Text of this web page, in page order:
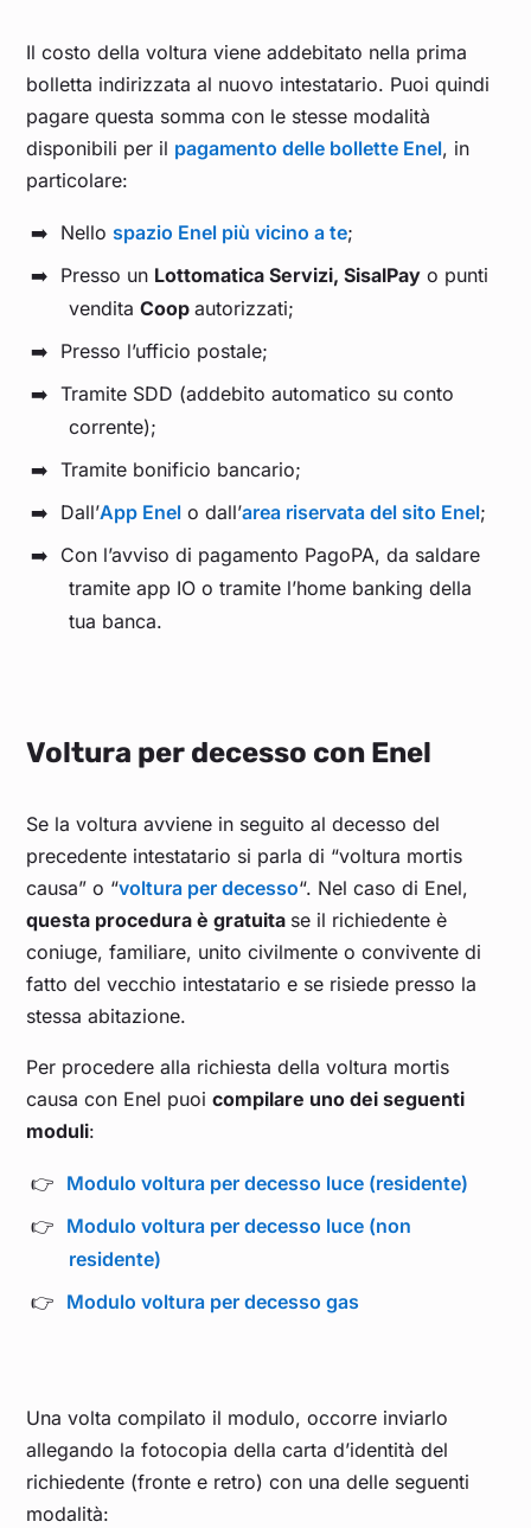
Il costo della voltura viene addebitato nella prima
bolletta indirizzata al nuovo intestatario. Puoi quindi
pagare questa somma con le stesse modalità
disponibili per il pagamento delle bollette Enel, in
particolare:
Nello spazio Enel più vicino a te;
Presso un Lottomatica Servizi, SisalPay o punti
venditaCoopautorizzati;
Presso l’ufficio postale;
Tramite SDD (addebito automatico su conto
corrente);
Tramite bonificio bancario;
Dall’App Enel o dall’area riservata del sito Enel;
Con l’avviso di pagamento PagoPA, da saldare
tramite app IO o tramite l’home banking della
tua banca.
Voltura per decesso con Enel
Se la voltura avviene in seguito al decesso del
precedente intestatario si parla di “voltura mortis
causa” o “voltura per decesso“. Nel caso di Enel,
questa procedura è gratuita se il richiedente è
coniuge, familiare, unito civilmente o convivente di
fatto del vecchio intestatario e se risiede presso la
stessa abitazione.
Per procedere alla richiesta della voltura mortis
causa con Enel puoicompilare uno dei seguenti
moduli:
Modulo voltura per decesso luce (residente)
Modulo voltura per decesso luce (non
residente)
Modulo voltura per decesso gas
Una volta compilato il modulo, occorre inviarlo
allegando la fotocopia della carta d’identità del
richiedente (fronte e retro) con una delle seguenti
modalità: